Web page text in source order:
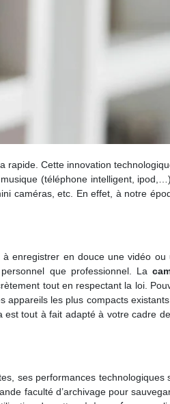
rapide. Cette innovation
(téléphone intelligent,
caméras, etc. En effet, à notre
enregistrer en douce une vidéo ou
que professionnel. La
tout en respectant la loi.
appareils les plus compacts
est tout à fait adapté à votre cadre
ses performances technologiques
faculté d’archivage pour